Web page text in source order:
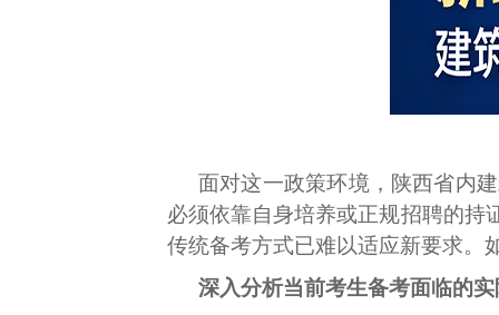
面对这一政策环境，陕西省内
必须依靠自身培养或正规招聘的持
传统备考方式已难以适应新要求。
深入分析当前考生备考面临的